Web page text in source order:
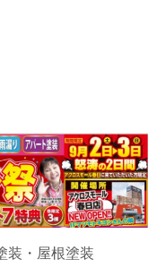
装・屋根塗装